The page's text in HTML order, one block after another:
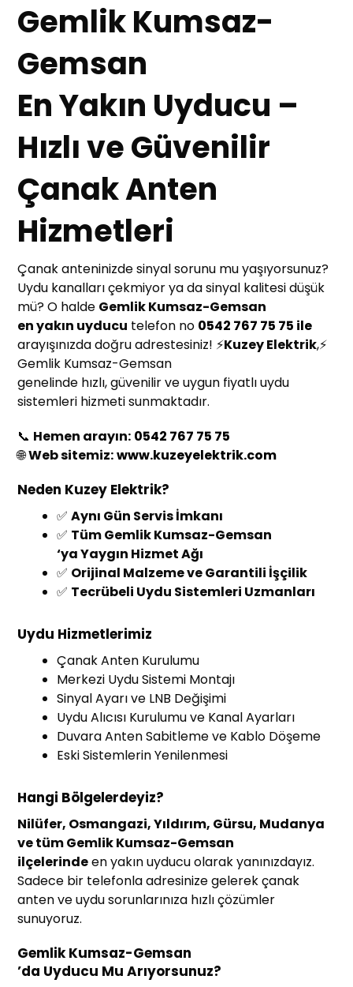
Gemlik Kumsaz-
Gemsan
En Yakın Uyducu –
Hızlı ve Güvenilir
Çanak Anten
Hizmetleri
Çanak anteninizde sinyal sorunu mu yaşıyorsunuz?
Uydu kanalları çekmiyor ya da sinyal kalitesi düşük
mü? O halde Gemlik Kumsaz-Gemsan
en yakın uyducu telefon no 0542 767 75 75 ile
arayışınızda doğru adrestesiniz! ⚡Kuzey Elektrik,⚡
Gemlik Kumsaz-Gemsan
genelinde hızlı, güvenilir ve uygun fiyatlı uydu
sistemleri hizmeti sunmaktadır.
📞 Hemen arayın: 0542 767 75 75
🌐Web sitemiz:www.kuzeyelektrik.com
Neden Kuzey Elektrik?
✅Aynı Gün Servis İmkanı
✅ Tüm Gemlik Kumsaz-Gemsan
‘ya Yaygın Hizmet Ağı
✅ Orijinal Malzeme ve Garantili İşçilik
✅ Tecrübeli Uydu Sistemleri Uzmanları
Uydu Hizmetlerimiz
Çanak Anten Kurulumu
Merkezi Uydu Sistemi Montajı
Sinyal Ayarı ve LNB Değişimi
Uydu Alıcısı Kurulumu ve Kanal Ayarları
Duvara Anten Sabitleme ve Kablo Döşeme
Eski Sistemlerin Yenilenmesi
Hangi Bölgelerdeyiz?
Nilüfer, Osmangazi, Yıldırım, Gürsu, Mudanya
ve tüm Gemlik Kumsaz-Gemsan
ilçelerindeen yakın uyducu olarak yanınızdayız.
Sadece bir telefonla adresinize gelerek çanak
anten ve uydu sorunlarınıza hızlı çözümler
sunuyoruz.
Gemlik Kumsaz-Gemsan
’da Uyducu Mu Arıyorsunuz?